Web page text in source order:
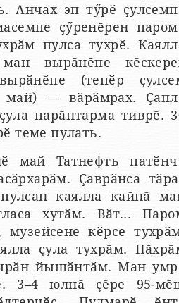
Анчах эп тӳрӗ
ҫӳренӗрен
пулса тухрӗ.
вырӑнӗпе
(тепӗр
май) — вӑрӑмрах.
парӑнтарма тиврӗ.
теме пулать.
май Татнефть
Ҫаврӑнса
каялла кайнӑ
хутӑм. Вӑт...
музейсене кӗрсе
ҫула тухрӑм.
йышӑнтӑм. Ман
3–4 юлнӑ ҫӗре 95-